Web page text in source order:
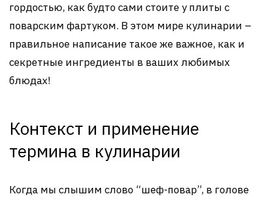
гордостью, как будто сами стоите у плиты с
поварским фартуком. В этом мире кулинарии –
правильное написание такое же важное, как и
секретные ингредиенты в ваших любимых
блюдах!
Контекст и применение
термина в кулинарии
Когда мы слышим слово “шеф-повар”, в голове